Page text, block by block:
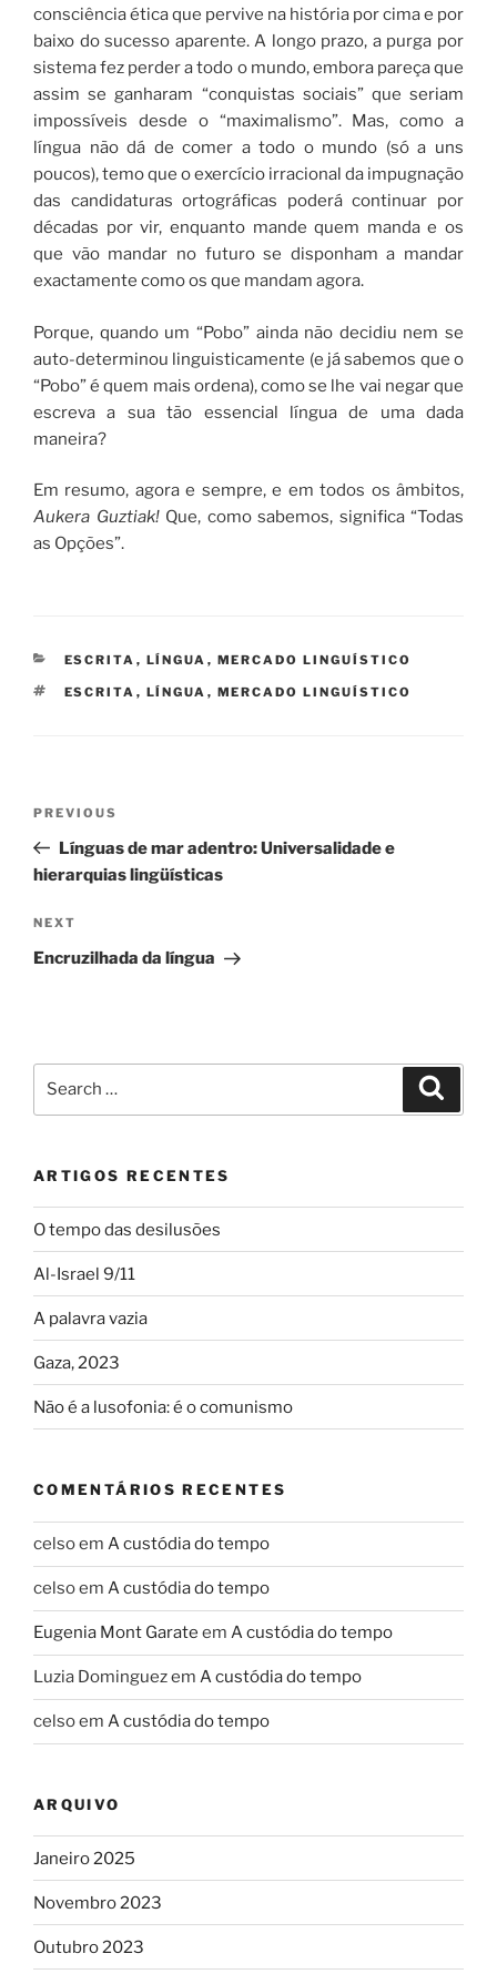
consciência ética que pervive na história por cima e por
baixo do sucesso aparente. A longo prazo, a purga por
sistema fez perder a todo o mundo, embora pareça que
assim se ganharam “conquistas sociais” que seriam
impossíveis desde o “maximalismo”. Mas, como a
língua não dá de comer a todo o mundo (só a uns
poucos), temo que o exercício irracional da impugnação
das candidaturas ortográficas poderá continuar por
décadas por vir, enquanto mande quem manda e os
que vão mandar no futuro se disponham a mandar
exactamente como os que mandam agora.
Porque, quando um “Pobo” ainda não decidiu nem se
auto-determinou linguisticamente (e já sabemos que o
“Pobo” é quem mais ordena), como se lhe vai negar que
escreva a sua tão essencial língua de uma dada
maneira?
Em resumo, agora e sempre, e em todos os âmbitos,
Aukera Guztiak!Que, como sabemos, significa “Todas
as Opções”.
CATEGORIES
ESCRITA , LÍNGUA , MERCADO LINGUÍSTICO
TAGS
ESCRITA , LÍNGUA , MERCADO LINGUÍSTICO
artigos
Previous
Post
PREVIOUS
Línguas de mar adentro: Universalidade e
hierarquias lingüísticas
Next
Post
NEXT
Encruzilhada da língua
ARTIGOS RECENTES
O tempo das desilusões
Al-Israel 9/11
A palavra vazia
Gaza, 2023
Não é a lusofonia: é o comunismo
COMENTÁRIOS RECENTES
celsoem A custódia do tempo
celsoem A custódia do tempo
Eugenia Mont Garate em A custódia do tempo
Luzia Dominguezem A custódia do tempo
celsoem A custódia do tempo
ARQUIVO
Janeiro 2025
Novembro 2023
Outubro 2023